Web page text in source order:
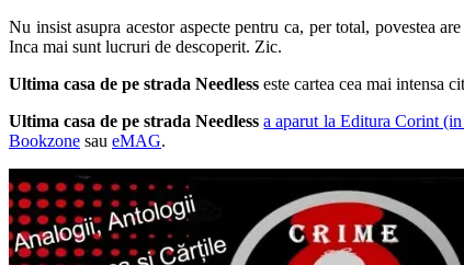
Nu insist asupra acestor aspecte pentru ca, per total, povestea
Inca mai sunt lucruri de descoperit. Zic.
Ultima casa de pe strada Needless este cartea cea mai intensa
Ultima casa de pe strada Needless a aparut la Editura Corint
Bookzone sau eMAG.